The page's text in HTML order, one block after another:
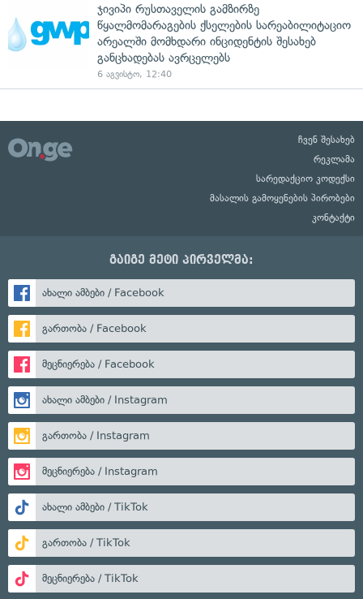
ჯივიპი რუსთაველის გამზირზე
წყალმომარაგების ქსელების სარეაბილიტაციო
არეალში მომხდარი ინციდენტის შესახებ
განცხადებას ავრცელებს
6 აგვისტო, 12:40
ჩვენ შესახებ
რეკლამა
სარედაქციო კოდექსი
მასალის გამოყენების პირობები
კონტაქტი
გაიგე მეტი პირველმა:
ახალი ამბები / Facebook
გართობა / Facebook
მეცნიერება / Facebook
ახალი ამბები / Instagram
გართობა / Instagram
მეცნიერება / Instagram
ახალი ამბები / TikTok
გართობა / TikTok
მეცნიერება / TikTok